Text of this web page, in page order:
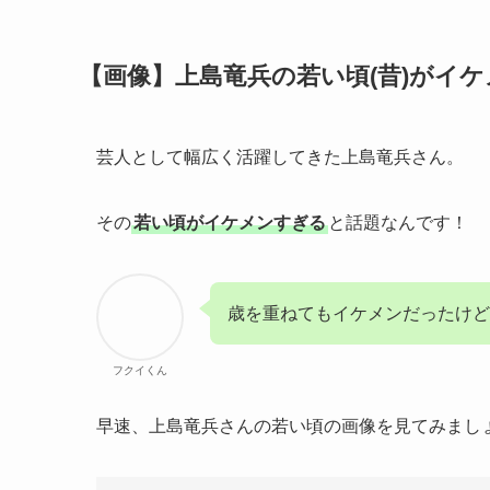
【画像】上島竜兵の若い頃(昔)がイケ
芸人として幅広く活躍してきた上島竜兵さん。
その若い頃がイケメンすぎる と話題なんです！
フクイくん
歳を重ねてもイケメンだったけど
早速、上島竜兵さんの若い頃の画像を見てみまし